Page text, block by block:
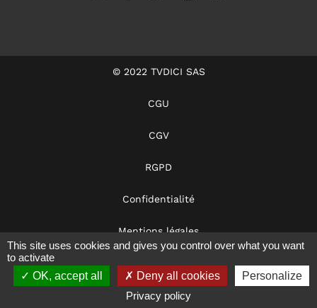
© 2022 TVDICI SAS
CGU
CGV
RGPD
Confidentialité
Mentions légales
Notre éthique
This site uses cookies and gives you control over what you want
to activate
OK, accept all
Deny all cookies
Personalize
Privacy policy